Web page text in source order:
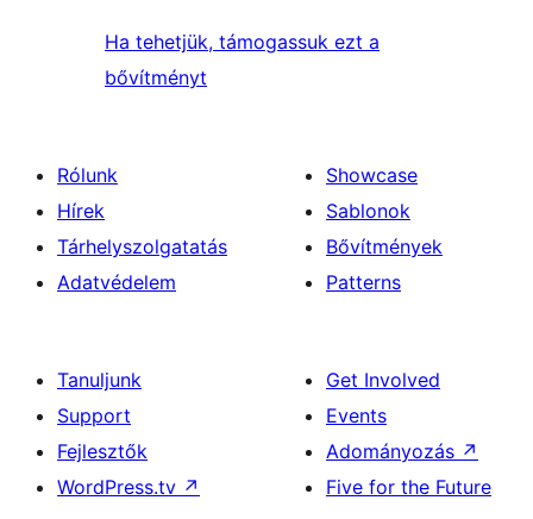
Ha tehetjük, támogassuk ezt a
bővítményt
Rólunk
Hírek
Tárhelyszolgatatás
Adatvédelem
Showcase
Sablonok
Bővítmények
Patterns
Tanuljunk
Support
Fejlesztők
WordPress.tv ↗
Get Involved
Events
Adományozás ↗
Five for the Future